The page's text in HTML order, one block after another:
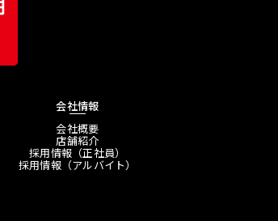
会社情報
会社概要
店舗紹介
採用情報（正社員）
採用情報（アルバイト）